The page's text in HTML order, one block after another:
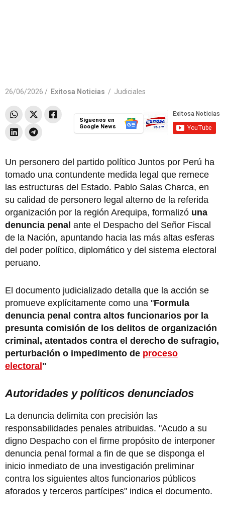
26/06/2026 / Exitosa Noticias / Judiciales
Síguenos en
Google News
Un personero del partido político Juntos por Perú ha
tomado una contundente medida legal que remece
las estructuras del Estado. Pablo Salas Charca, en
su calidad de personero legal alterno de la referida
organización por la región Arequipa, formalizó una
denuncia penal ante el Despacho del Señor Fiscal
de la Nación, apuntando hacia las más altas esferas
del poder político, diplomático y del sistema electoral
peruano.
El documento judicializado detalla que la acción se
promueve explícitamente como una "Formula
denuncia penal contra altos funcionarios por la
presunta comisión de los delitos de organización
criminal, atentados contra el derecho de sufragio,
perturbación o impedimento de proceso
electoral"
Autoridades y políticos denunciados
La denuncia delimita con precisión las
responsabilidades penales atribuidas. "Acudo a su
digno Despacho con el firme propósito de interponer
denuncia penal formal a fin de que se disponga el
inicio inmediato de una investigación preliminar
contra los siguientes altos funcionarios públicos
aforados y terceros partícipes" indica el documento.